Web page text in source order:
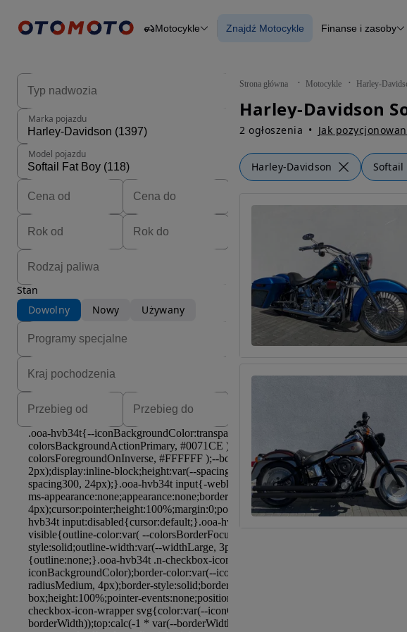
Osobowe
Motocykle Znajdź Motocykle Finanse i zasoby
Strona główna Motocykle Harley-
2 ogłoszenia Jak
Harley-Davidson Softail
Marka pojazdu
Model pojazdu
Stan
Dowolny
Nowy Używany